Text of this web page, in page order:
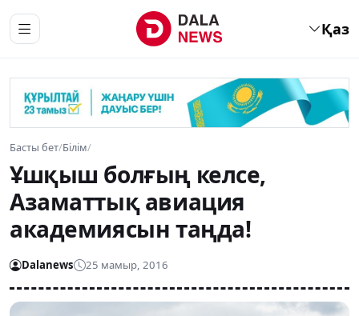
Қаз
Басты бет/Білім/
Ұшқыш болғың келсе,
Азаматтық авиация
академиясын таңда!
Dalanews 25 мамыр, 2016